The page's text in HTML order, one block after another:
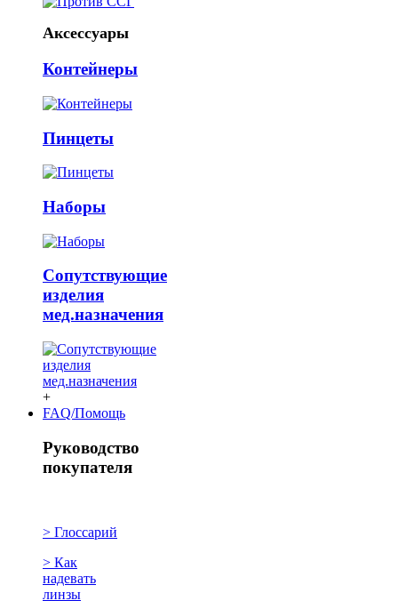
Аксессуары
Контейнеры
Пинцеты
Наборы
Сопутствующие
изделия
мед.назначения
+
FAQ/Помощь
Руководство
покупателя
> Глоссарий
> Как
надевать
линзы